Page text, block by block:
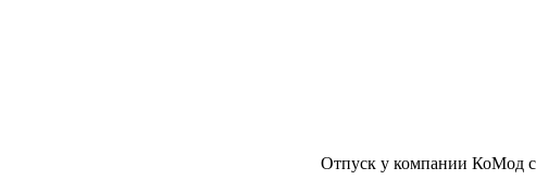
Отпуск у компании КоМод с 10 по